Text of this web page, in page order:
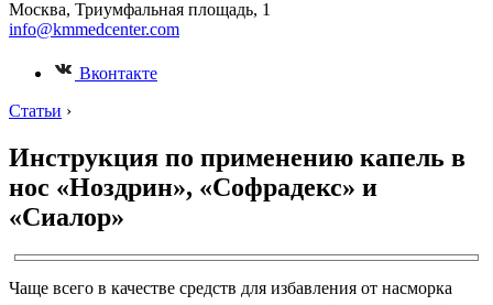
Москва, Триумфальная площадь, 1
info@kmmedcenter.com
Вконтакте
Статьи ›
Инструкция по применению капель в
нос «Ноздрин», «Софрадекс» и
«Сиалор»
Чаще всего в качестве средств для избавления от насморка